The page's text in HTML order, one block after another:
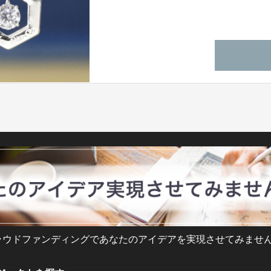
ウドファンディングであなたのアイデアを実現させてみませ